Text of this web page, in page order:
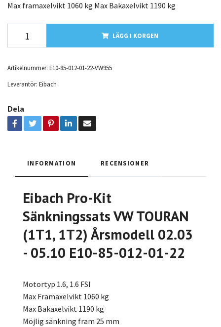
Max framaxelvikt 1060 kg Max Bakaxelvikt 1190 kg
LÄGG I KORGEN
Artikelnummer: E10-85-012-01-22-VW955
Leverantör: Eibach
Dela
INFORMATION RECENSIONER
Eibach Pro-Kit
Sänkningssats VW TOURAN
(1T1, 1T2) Årsmodell 02.03
- 05.10 E10-85-012-01-22
Motortyp 1.6, 1.6 FSI
Max Framaxelvikt 1060 kg
Max Bakaxelvikt 1190 kg
Möjlig sänkning fram 25 mm